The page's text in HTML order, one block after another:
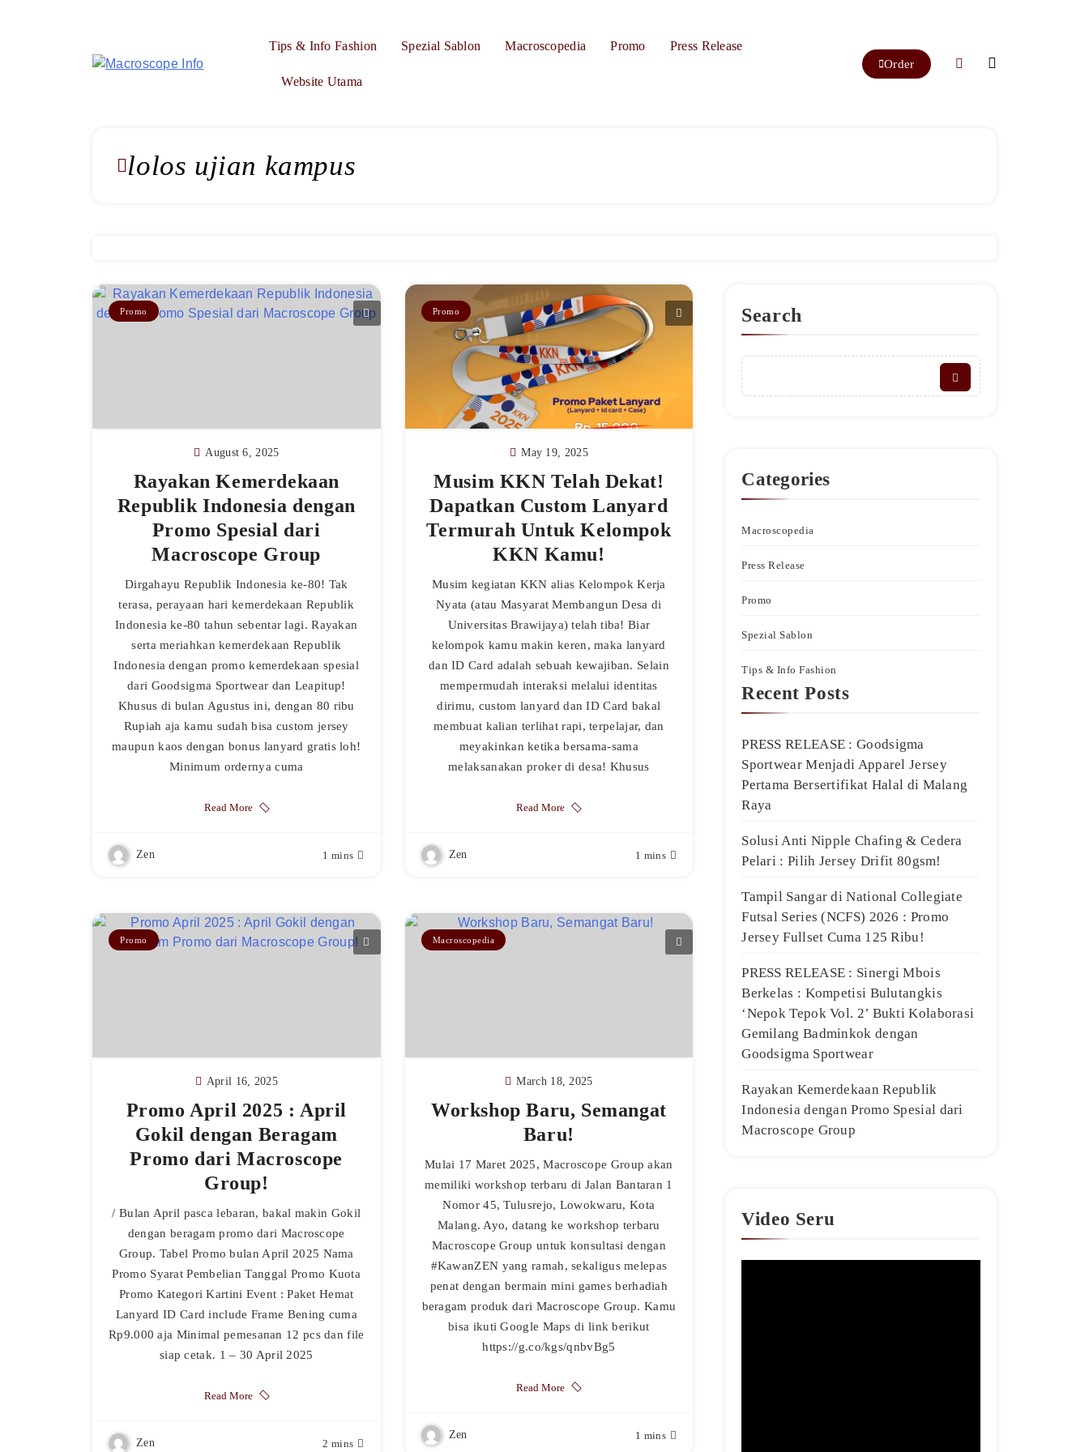
Macroscope Info
Tips & Info Fashion Spezial Sablon Macroscopedia Promo Press Release
Website Utama
Order
lolos ujian kampus
Promo
August 6, 2025
Rayakan Kemerdekaan
Republik Indonesia dengan
Promo Spesial dari
Macroscope Group
Dirgahayu Republik Indonesia ke-80! Tak
terasa, perayaan hari kemerdekaan Republik
Indonesia ke-80 tahun sebentar lagi. Rayakan
serta meriahkan kemerdekaan Republik
Indonesia dengan promo kemerdekaan spesial
dari Goodsigma Sportwear dan Leapitup!
Khusus di bulan Agustus ini, dengan 80 ribu
Rupiah aja kamu sudah bisa custom jersey
maupun kaos dengan bonus lanyard gratis loh!
Minimum ordernya cuma
Read More
Zen 1 mins
Promo
May 19, 2025
Musim KKN Telah Dekat!
Dapatkan Custom Lanyard
Termurah Untuk Kelompok
KKN Kamu!
Musim kegiatan KKN alias Kelompok Kerja
Nyata (atau Masyarat Membangun Desa di
Universitas Brawijaya) telah tiba! Biar
kelompok kamu makin keren, maka lanyard
dan ID Card adalah sebuah kewajiban. Selain
mempermudah interaksi melalui identitas
dirimu, custom lanyard dan ID Card bakal
membuat kalian terlihat rapi, terpelajar, dan
meyakinkan ketika bersama-sama
melaksanakan proker di desa! Khusus
Read More
Zen 1 mins
Promo
April 16, 2025
Promo April 2025 : April
Gokil dengan Beragam
Promo dari Macroscope
Group!
/ Bulan April pasca lebaran, bakal makin Gokil
dengan beragam promo dari Macroscope
Group. Tabel Promo bulan April 2025 Nama
Promo Syarat Pembelian Tanggal Promo Kuota
Promo Kategori Kartini Event : Paket Hemat
Lanyard ID Card include Frame Bening cuma
Rp9.000 aja Minimal pemesanan 12 pcs dan file
siap cetak. 1 – 30 April 2025
Read More
Zen 2 mins
Macroscopedia
March 18, 2025
Workshop Baru, Semangat
Baru!
Mulai 17 Maret 2025, Macroscope Group akan
memiliki workshop terbaru di Jalan Bantaran 1
Nomor 45, Tulusrejo, Lowokwaru, Kota
Malang. Ayo, datang ke workshop terbaru
Macroscope Group untuk konsultasi dengan
#KawanZEN yang ramah, sekaligus melepas
penat dengan bermain mini games berhadiah
beragam produk dari Macroscope Group. Kamu
bisa ikuti Google Maps di link berikut
https://g.co/kgs/qnbvBg5
Read More
Zen 1 mins
Search
Categories
Macroscopedia
Press Release
Promo
Spezial Sablon
Tips & Info Fashion
Recent Posts
PRESS RELEASE : Goodsigma
Sportwear Menjadi Apparel Jersey
Pertama Bersertifikat Halal di Malang
Raya
Solusi Anti Nipple Chafing & Cedera
Pelari : Pilih Jersey Drifit 80gsm!
Tampil Sangar di National Collegiate
Futsal Series (NCFS) 2026 : Promo
Jersey Fullset Cuma 125 Ribu!
PRESS RELEASE : Sinergi Mbois
Berkelas : Kompetisi Bulutangkis
‘Nepok Tepok Vol. 2’ Bukti Kolaborasi
Gemilang Badminkok dengan
Goodsigma Sportwear
Rayakan Kemerdekaan Republik
Indonesia dengan Promo Spesial dari
Macroscope Group
Video Seru